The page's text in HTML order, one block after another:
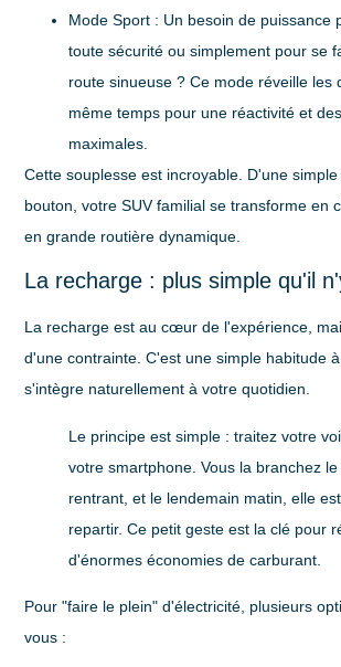
Mode Sport : Un besoin de puissance
toute sécurité ou simplement pour se
route sinueuse ? Ce mode réveille les
même temps pour une réactivité et
maximales.
Cette souplesse est incroyable. D'une
bouton, votre SUV familial se transforme en
en grande routière dynamique.
La recharge : plus simple qu'il
La recharge est au cœur de l'expérience,
d'une contrainte. C'est une simple habitude
s'intègre naturellement à votre quotidien.
Le principe est simple : traitez votre
votre smartphone. Vous la branchez le
rentrant, et le lendemain matin, elle
repartir. Ce petit geste est la clé pour
d'énormes économies de carburant.
Pour "faire le plein" d'électricité, plusieurs
vous :